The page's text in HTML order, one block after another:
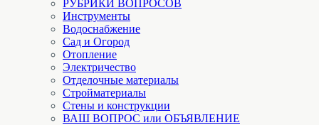
РУБРИКИ ВОПРОСОВ
Инструменты
Водоснабжение
Сад и Огород
Отопление
Электричество
Отделочные материалы
Стройматериалы
Стены и конструкции
ВАШ ВОПРОС или ОБЪЯВЛЕНИЕ